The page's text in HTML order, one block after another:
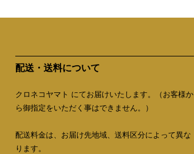
配送・送料について
クロネコヤマト にてお届けいたします。（お客様か
ら御指定をいただく事はできません。）
配送料金は、お届け先地域、送料区分によって異な
ります。